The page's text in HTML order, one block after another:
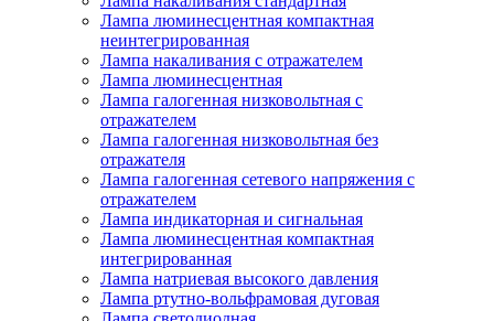
Лампа люминесцентная компактная
неинтегрированная
Лампа накаливания с отражателем
Лампа люминесцентная
Лампа галогенная низковольтная с
отражателем
Лампа галогенная низковольтная без
отражателя
Лампа галогенная сетевого напряжения с
отражателем
Лампа индикаторная и сигнальная
Лампа люминесцентная компактная
интегрированная
Лампа натриевая высокого давления
Лампа ртутно-вольфрамовая дуговая